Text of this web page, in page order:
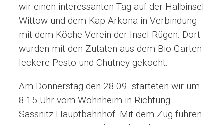
wir einen interessanten Tag auf der Halbinsel
Wittow und dem Kap Arkona in Verbindung
mit dem Köche Verein der Insel Rügen. Dort
wurden mit den Zutaten aus dem Bio Garten
leckere Pesto und Chutney gekocht.
Am Donnerstag den 28.09. starteten wir um
8.15 Uhr vom Wohnheim in Richtung
Sassnitz Hauptbahnhof. Mit dem Zug fuhren